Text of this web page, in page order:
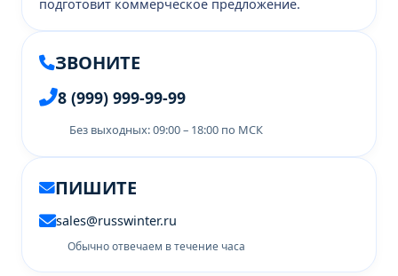
подготовит коммерческое предложение.
ЗВОНИТЕ
8 (999) 999-99-99
Без выходных: 09:00 – 18:00 по МСК
ПИШИТЕ
sales@russwinter.ru
Обычно отвечаем в течение часа